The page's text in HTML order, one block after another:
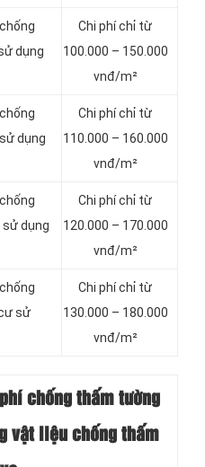
dụng
Chi phí chỉ từ
100.000 – 150.000
vnđ/m²
dụng
Chi phí chỉ từ
110.000 – 160.000
vnđ/m²
dụng
Chi phí chỉ từ
120.000 – 170.000
vnđ/m²
sử
Chi phí chỉ từ
130.000 – 180.000
vnđ/m²
chống thấmtường
vật liệu chống thấm